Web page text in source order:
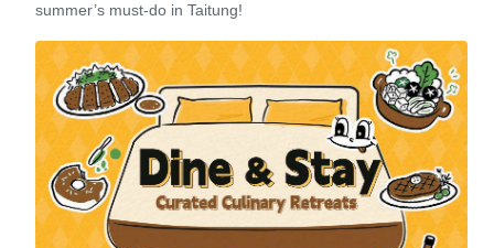
summer’s must-do in Taitung!